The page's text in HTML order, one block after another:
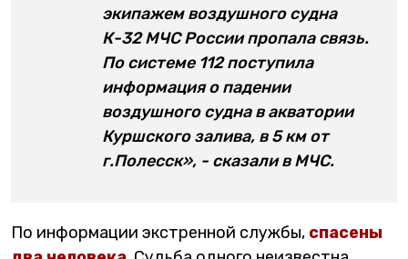
экипажем воздушного судна
К-32 МЧС России пропала связь.
По системе 112 поступила
информация о падении
воздушного судна в акватории
Куршского залива, в 5 км от
г.Полесск», - сказали в МЧС.
По информации экстренной службы, спасены